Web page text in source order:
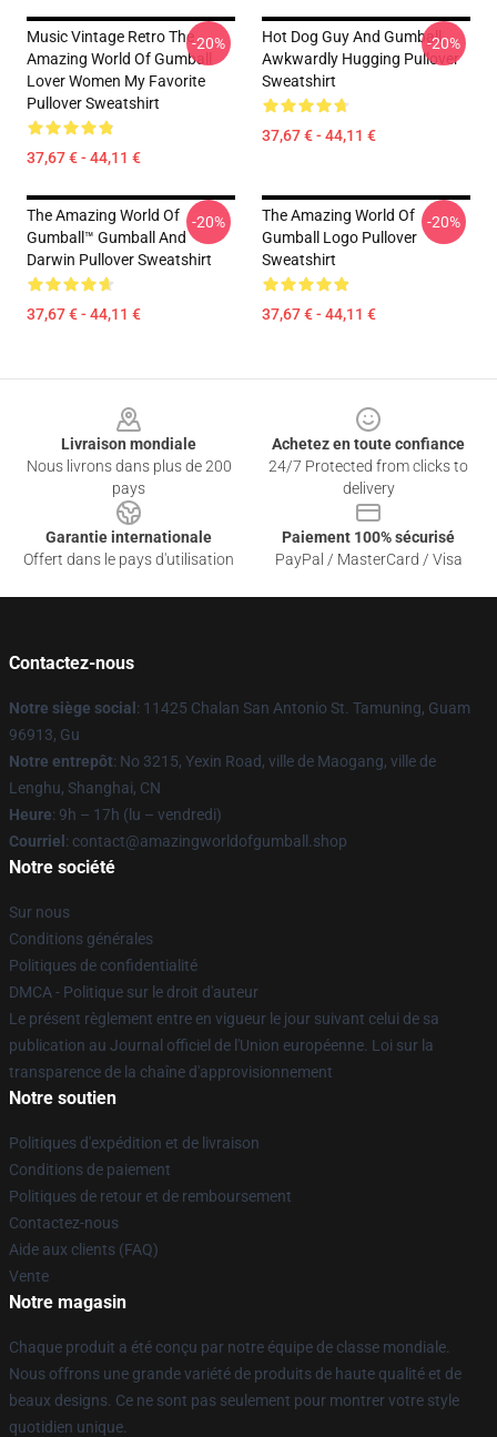
Music Vintage Retro The
Amazing World Of Gumball
Lover Women My Favorite
Pullover Sweatshirt
37,67 € - 44,11 €
-20%
Hot Dog Guy And Gumball
Awkwardly Hugging Pullover
Sweatshirt
37,67 € - 44,11 €
-20%
The Amazing World Of
Gumball™ Gumball And
Darwin Pullover Sweatshirt
37,67 € - 44,11 €
-20%
The Amazing World Of
Gumball Logo Pullover
Sweatshirt
37,67 € - 44,11 €
-20%
Livraison mondiale
Nous livrons dans plus de 200
pays
Achetez en toute confiance
24/7 Protected from clicks to
delivery
Garantie internationale
Offert dans le pays d'utilisation
Paiement 100% sécurisé
PayPal / MasterCard / Visa
Contactez-nous
Notre siège social : 11425 Chalan San Antonio St. Tamuning, Guam
96913, Gu
Notre entrepôt: No 3215, Yexin Road, ville de Maogang, ville de
Lenghu, Shanghai, CN
Heure: 9h – 17h (lu – vendredi)
Courriel : contact@amazingworldofgumball.shop
Notre société
Sur nous
Conditions générales
Politiques de confidentialité
DMCA - Politique sur le droit d'auteur
Le présent règlement entre en vigueur le jour suivant celui de sa
publication au Journal officiel de l'Union européenne. Loi sur la
transparence de la chaîne d'approvisionnement
Notre soutien
Politiques d'expédition et de livraison
Conditions de paiement
Politiques de retour et de remboursement
Contactez-nous
Aide aux clients (FAQ)
Vente
Notre magasin
Chaque produit a été conçu par notre équipe de classe mondiale.
Nous offrons une grande variété de produits de haute qualité et de
beaux designs. Ce ne sont pas seulement pour montrer votre style
quotidien unique.